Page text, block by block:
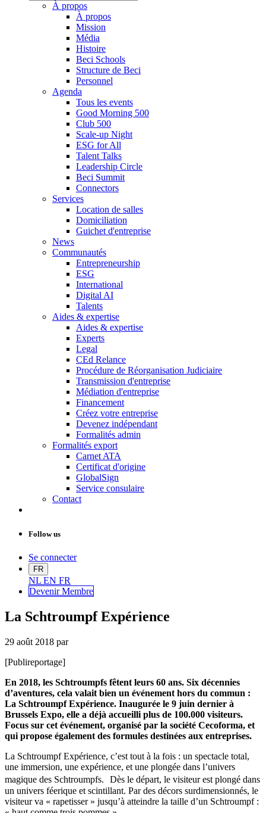
À propos
À propos
Mission
Média
Histoire
Beci Schools
Structure de Beci
Personnel
Agenda
Tous les events
Good Morning 500
Club 500
Scale-up Night
ESG for All
Talent Talks
Leadership Circle
Beci Summit
Connectors
Services
Location de salles
Domiciliation
Guichet d'entreprise
News
Communautés
Entrepreneurship
ESG
International
Digital AI
Talents
Aides & expertise
Aides & expertise
Experts
Legal
CEd Relance
Procédure de Réorganisation Judiciaire
Transmission d'entreprise
Médiation d'entreprise
Financement
Créez votre entreprise
Devenez indépendant
Formalités admin
Formalités export
Carnet ATA
Certificat d'origine
GlobalSign
Service consulaire
Contact
Follow us
Se connecter
FR
NL EN FR
Devenir Membre
La Schtroumpf Expérience
29 août 2018 par
[Publireportage]
En 2018, les Schtroumpfs fêtent leurs 60 ans. Six décennies
d’aventures, cela valait bien un événement hors du commun :
La Schtroumpf Expérience. Inaugurée le 9 juin dernier à
Brussels Expo, elle a déjà accueilli plus de 100.000 visiteurs.
Focus sur cet événement, organisé par la société Cecoforma, et
qui propose également des formules destinées aux entreprises.
La Schtroumpf Expérience, c’est tout à la fois : un spectacle total,
une immersion, une expérience, et une plongée dans l’univers
magique des Schtroumpfs. Dès le départ, le visiteur est plongé dans
un univers féerique et scintillant. Par des décors surdimensionnés, le
visiteur va « rapetisser » jusqu’à atteindre la taille d’un Schtroumpf :